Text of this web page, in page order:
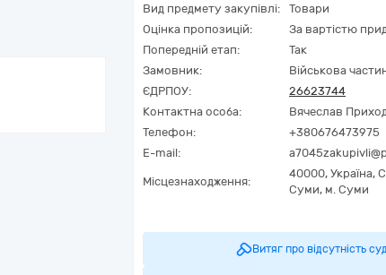
Вид предмету закупівлі:
Товари
Оцінка пропозицій:
За вартістю
Попередній етап:
Так
Замовник:
Військова
ЄДРПОУ:
26623744
Контактна особа:
Вячеслав
Телефон:
+380676473975
E-mail:
Місцезнаходження:
40000, Україна,
Суми, м. Суми
Витяг про відсутність